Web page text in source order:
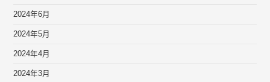
2024年6月
2024年5月
2024年4月
2024年3月